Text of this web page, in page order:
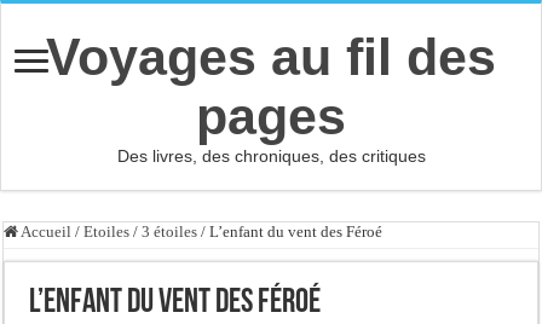
Voyages au fil des
pages
Des livres, des chroniques, des critiques
Accueil / Etoiles / 3 étoiles / L’enfant du vent des Féroé
L’enfant du vent des Féroé